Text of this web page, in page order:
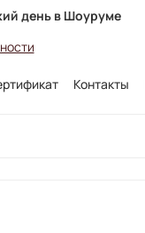
день в Шоуруме
Контакты